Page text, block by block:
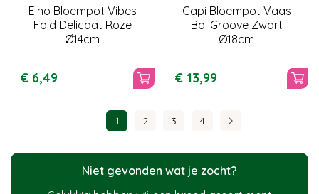
Elho Bloempot Vibes
Fold Delicaat Roze
Ø14cm
€ 6,49
Capi Bloempot Vaas
Bol Groove Zwart
Ø18cm
€ 13,99
1 2 3 4
Niet gevonden wat je zocht?